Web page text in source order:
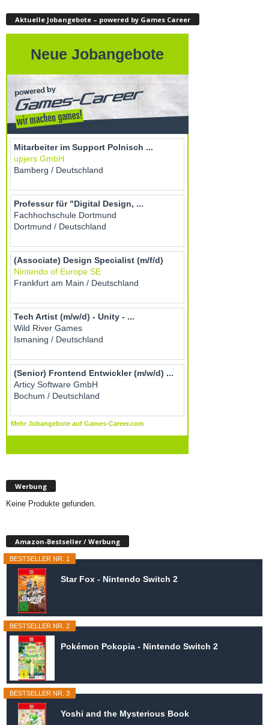
Aktuelle Jobangebote – powered by Games Career
Werbung
Keine Produkte gefunden.
Amazon-Bestseller / Werbung
BESTSELLER NR. 1
Star Fox - Nintendo Switch 2
BESTSELLER NR. 2
Pokémon Pokopia - Nintendo Switch 2
BESTSELLER NR. 3
Yoshi and the Mysterious Book